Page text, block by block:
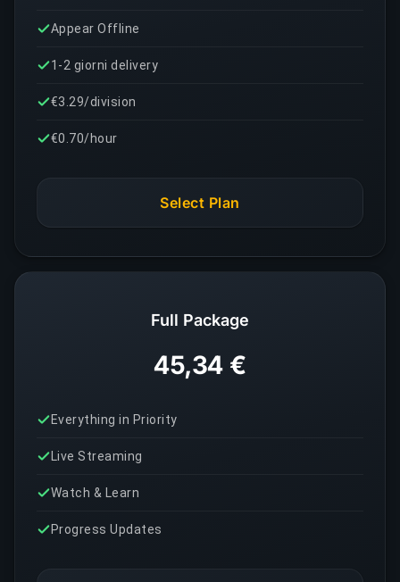
Appear Offline
1-2 giorni delivery
€3.29/division
€0.70/hour
Select Plan
Full Package
45,34 €
Everything in Priority
Live Streaming
Watch & Learn
Progress Updates